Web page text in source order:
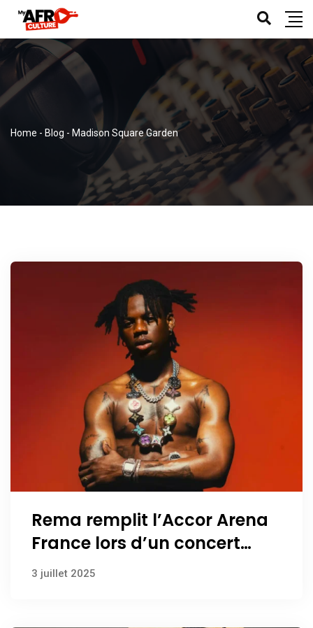
Home - Blog - Madison Square Garden
Rema remplit l’Accor Arena
France lors d’un concert
historique
3 juillet 2025